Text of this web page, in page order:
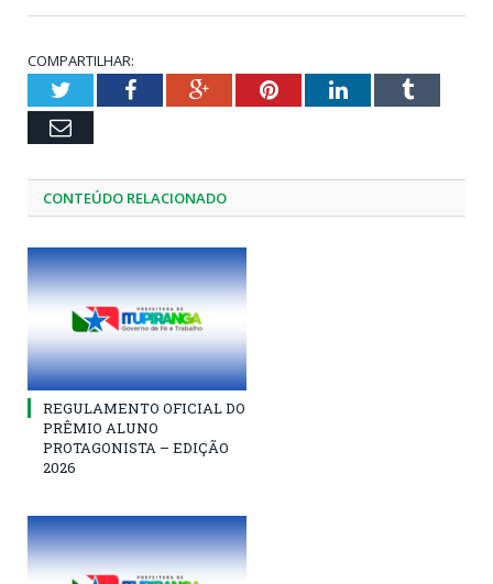
COMPARTILHAR:
TwitterFacebookGoogle+PinterestLinkedInTumblr
Email
CONTEÚDO RELACIONADO
REGULAMENTO OFICIAL DO
PRÊMIO ALUNO
PROTAGONISTA – EDIÇÃO
2026